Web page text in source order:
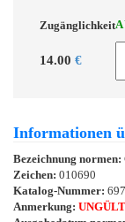
Zugänglichkeit
14.00 €
Informationen
Bezeichnung normen:
Zeichen: 010690
Katalog-Nummer:
Anmerkung: